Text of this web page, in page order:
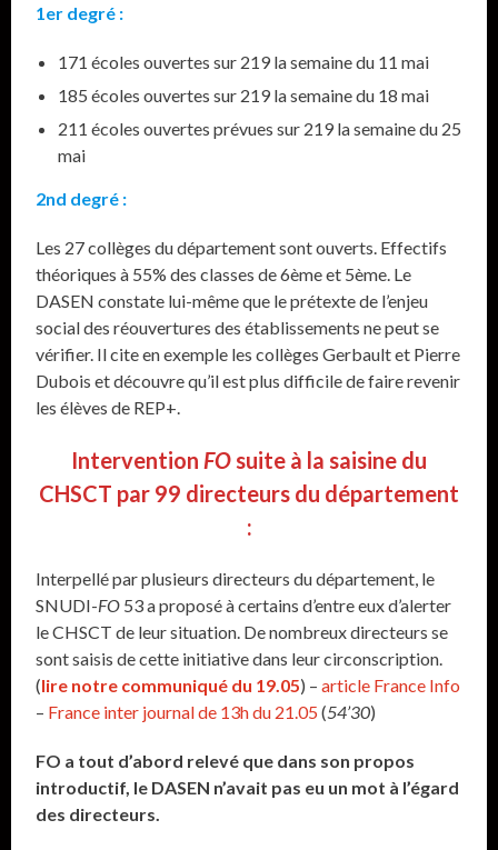
1er degré :
171 écoles ouvertes sur 219 la semaine du 11 mai
185 écoles ouvertes sur 219 la semaine du 18 mai
211 écoles ouvertes prévues sur 219 la semaine du 25
mai
2nd degré :
Les 27 collèges du département sont ouverts. Effectifs
théoriques à 55% des classes de 6ème et 5ème. Le
DASEN constate lui-même que le prétexte de l’enjeu
social des réouvertures des établissements ne peut se
vérifier. Il cite en exemple les collèges Gerbault et Pierre
Dubois et découvre qu’il est plus difficile de faire revenir
les élèves de REP+.
Intervention FO suite à la saisine du
CHSCT par 99 directeurs du département
:
Interpellé par plusieurs directeurs du département, le
SNUDI-FO 53 a proposé à certains d’entre eux d’alerter
le CHSCT de leur situation. De nombreux directeurs se
sont saisis de cette initiative dans leur circonscription.
(lire notre communiqué du 19.05) –article France Info
– France inter journal de 13h du 21.05(54’30)
FO a tout d’abord relevé que dans son propos
introductif, le DASEN n’avait pas eu un mot à l’égard
des directeurs.